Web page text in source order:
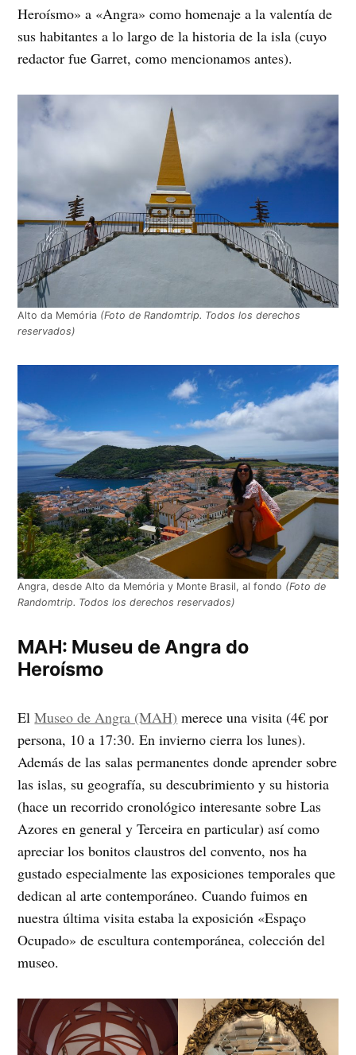
Heroísmo» a «Angra» como homenaje a la valentía de
sus habitantes a lo largo de la historia de la isla (cuyo
redactor fue Garret, como mencionamos antes).
Alto da Memória (Foto de Randomtrip. Todos los derechos
reservados)
Angra, desde Alto da Memória y Monte Brasil, al fondo (Foto de
Randomtrip. Todos los derechos reservados)
MAH: Museu de Angra do
Heroísmo
ElMuseo de Angra (MAH) merece una visita (4€ por
persona, 10 a 17:30. En invierno cierra los lunes).
Además de las salas permanentes donde aprender sobre
las islas, su geografía, su descubrimiento y su historia
(hace un recorrido cronológico interesante sobre Las
Azores en general y Terceira en particular) así como
apreciar los bonitos claustros del convento, nos ha
gustado especialmente las exposiciones temporales que
dedican al arte contemporáneo. Cuando fuimos en
nuestra última visita estaba la exposición «Espaço
Ocupado» de escultura contemporánea, colección del
museo.